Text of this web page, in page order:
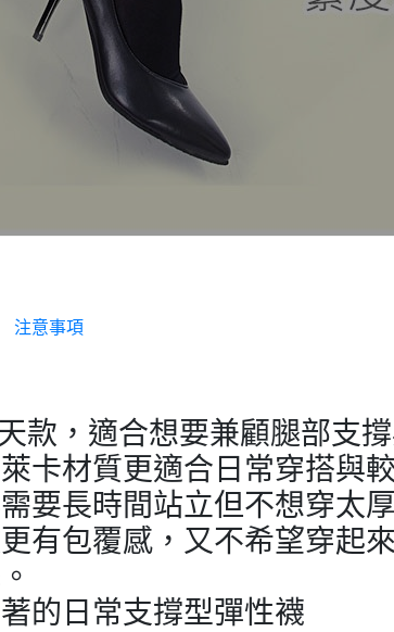
注意事項
款，適合想要兼顧腿部支
卡材質更適合日常穿搭與
要長時間站立但不想穿太
有包覆感，又不希望穿起
的日常支撐型彈性襪